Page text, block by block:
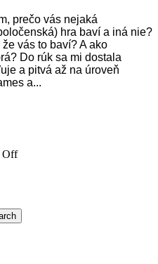
prečo vás nejaká
hra baví a iná nie?
vás to baví? A ako
Do rúk sa mi dostala
a pitvá až na úroveň
a...
Off